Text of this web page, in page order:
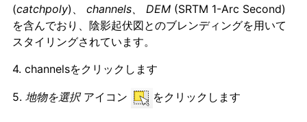
(catchpoly)、 channels、 DEM (SRTM 1-Arc Second)
を含んでおり、陰影起伏図とのブレンディングを用いて
スタイリングされています。
4. channelsをクリックします
5. 地物を選択アイコン をクリックします